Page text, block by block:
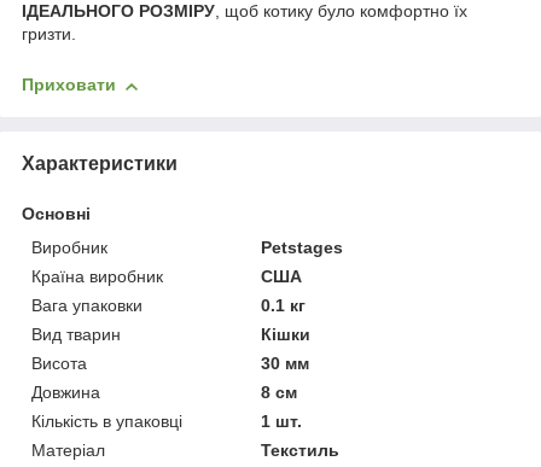
ІДЕАЛЬНОГО РОЗМІРУ, щоб котику було комфортно їх
гризти.
Приховати
Характеристики
Основні
Виробник
Petstages
Країна виробник
США
Вага упаковки
0.1 кг
Вид тварин
Кішки
Висота
30 мм
Довжина
8 см
Кількість в упаковці
1 шт.
Матеріал
Текстиль